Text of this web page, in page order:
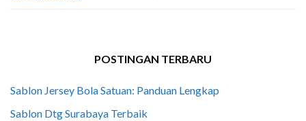
POSTINGAN TERBARU
Sablon Jersey Bola Satuan: Panduan Lengkap
Sablon Dtg Surabaya Terbaik